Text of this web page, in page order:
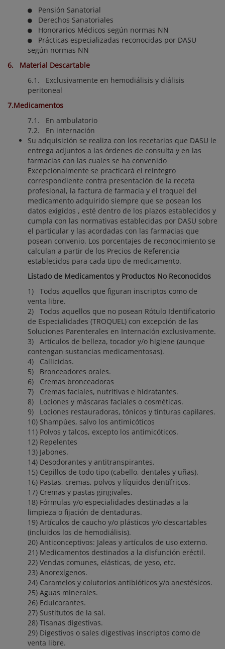
Pensión Sanatorial
Derechos Sanatoriales
Honorarios Médicos según normas NN
Prácticas especializadas reconocidas por DASU
según normas NN
6. Material Descartable
6.1. Exclusivamente en hemodiálisis y diálisis
peritoneal
7.Medicamentos
7.1. En ambulatorio
7.2. En internación
Su adquisición se realiza con los recetarios que DASU le
entrega adjuntos a las órdenes de consulta y en las
farmacias con las cuales se ha convenido
Excepcionalmente se practicará el reintegro
correspondiente contra presentación de la receta
profesional, la factura de farmacia y el troquel del
medicamento adquirido siempre que se posean los
datos exigidos , esté dentro de los plazos establecidos y
cumpla con las normativas establecidas por DASU sobre
el particular y las acordadas con las farmacias que
posean convenio. Los porcentajes de reconocimiento se
calculan a partir de los Precios de Referencia
establecidos para cada tipo de medicamento.
Listado de Medicamentos y Productos No Reconocidos
1) Todos aquellos que figuran inscriptos como de
venta libre.
2) Todos aquellos que no posean Rótulo Identificatorio
de Especialidades (TROQUEL) con excepción de las
Soluciones Parenterales en Internación exclusivamente.
3) Artículos de belleza, tocador y/o higiene (aunque
contengan sustancias medicamentosas).
4) Callicidas.
5) Bronceadores orales.
6) Cremas bronceadoras
7) Cremas faciales, nutritivas e hidratantes.
8) Lociones y máscaras faciales o cosméticas.
9) Lociones restauradoras, tónicos y tinturas capilares.
10) Shampúes, salvo los antimicóticos
11) Polvos y talcos, excepto los antimicóticos.
12) Repelentes
13) Jabones.
14) Desodorantes y antitranspirantes.
15) Cepillos de todo tipo (cabello, dentales y uñas).
16) Pastas, cremas, polvos y líquidos dentífricos.
17) Cremas y pastas gingivales.
18) Fórmulas y/o especialidades destinadas a la
limpieza o fijación de dentaduras.
19) Artículos de caucho y/o plásticos y/o descartables
(incluidos los de hemodiálisis).
20) Anticonceptivos: Jaleas y artículos de uso externo.
21) Medicamentos destinados a la disfunción eréctil.
22) Vendas comunes, elásticas, de yeso, etc.
23) Anorexígenos.
24) Caramelos y colutorios antibióticos y/o anestésicos.
25) Aguas minerales.
26) Edulcorantes.
27) Sustitutos de la sal.
28) Tisanas digestivas.
29) Digestivos o sales digestivas inscriptos como de
venta libre.